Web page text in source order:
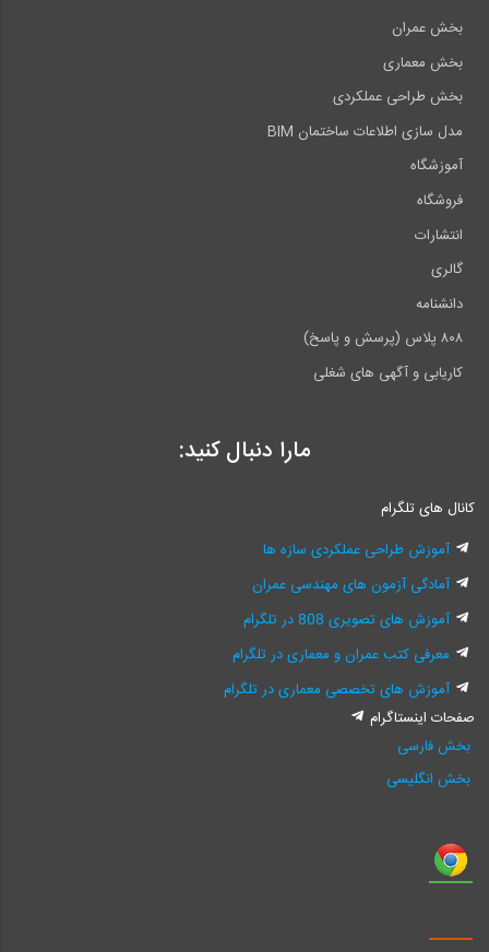
بخش عمران
بخش معماری
بخش طراحی عملکردی
مدل سازی اطلاعات ساختمان BIM
آموزشگاه
فروشگاه
انتشارات
گالری
دانشنامه
۸۰۸ پلاس (پرسش و پاسخ)
کاریابی و آگهی های شغلی
مارا دنبال کنید:
کانال های تلگرام
آموزش طراحی عملکردی سازه ها
آمادگی آزمون های مهندسی عمران
آموزش های تصویری 808 در تلگرام
معرفی کتب عمران و معماری در تلگرام
آموزش های تخصصی معماری در تلگرام
صفحات اینستاگرام
بخش فارسی
بخش انگلیسی